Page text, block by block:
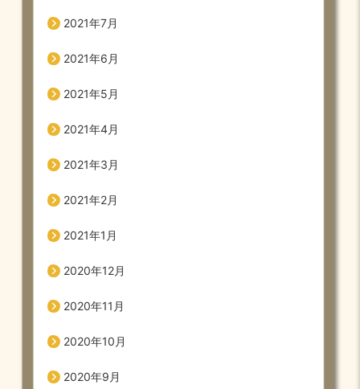
2021年7月
2021年6月
2021年5月
2021年4月
2021年3月
2021年2月
2021年1月
2020年12月
2020年11月
2020年10月
2020年9月